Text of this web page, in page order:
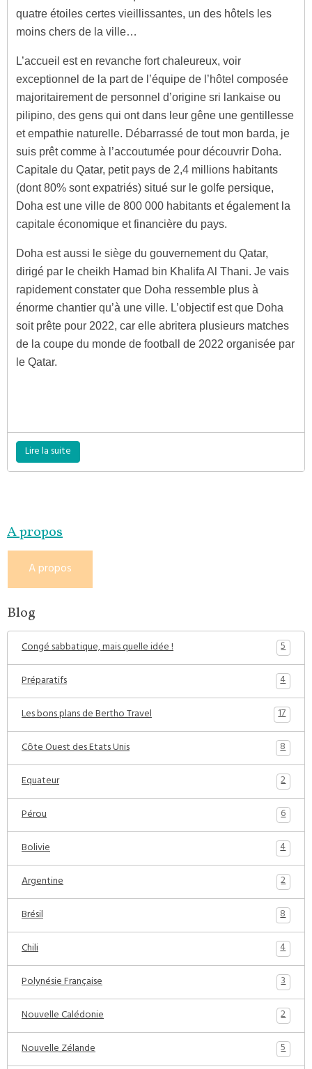
quatre étoiles certes vieillissantes, un des hôtels les
moins chers de la ville…
L’accueil est en revanche fort chaleureux, voir
exceptionnel de la part de l’équipe de l’hôtel composée
majoritairement de personnel d’origine sri lankaise ou
pilipino, des gens qui ont dans leur gêne une gentillesse
et empathie naturelle. Débarrassé de tout mon barda, je
suis prêt comme à l’accoutumée pour découvrir Doha.
Capitale du Qatar, petit pays de 2,4 millions habitants
(dont 80% sont expatriés) situé sur le golfe persique,
Doha est une ville de 800 000 habitants et également la
capitale économique et financière du pays.
Doha est aussi le siège du gouvernement du Qatar,
dirigé par le cheikh Hamad bin Khalifa Al Thani. Je vais
rapidement constater que Doha ressemble plus à
énorme chantier qu’à une ville. L’objectif est que Doha
soit prête pour 2022, car elle abritera plusieurs matches
de la coupe du monde de football de 2022 organisée par
le Qatar.
Lire la suite
A propos
A propos
Blog
Congé sabbatique, mais quelle idée !
5
Préparatifs
4
Les bons plans de Bertho Travel
17
Côte Ouest des Etats Unis
8
Equateur
2
Pérou
6
Bolivie
4
Argentine
2
Brésil
8
Chili
4
Polynésie Française
3
Nouvelle Calédonie
2
Nouvelle Zélande
5